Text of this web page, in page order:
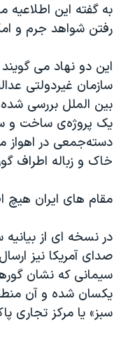
همایش محافظه‌کاران
سفر پرزیدنت ترامپ
به گفته این
رفتن شواهد جرم و
این دو نهاد می
سازمان غیردولتی
بین الملل بررسی
یک پروژه‌ی ساخت و
دسته‌جمعی در اهواز
خاک و زباله اطراف
مقام های ایران هیچ
در نسخه ای از بیانیه
صدای آمریکا نیز
سیمانی که نشان
یکسان شده و آن
سبز» یا مرکز تجاری